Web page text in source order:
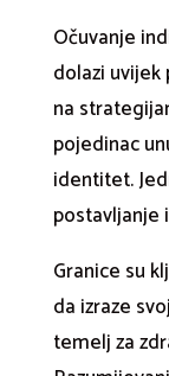
Očuvanje
dolazi
na
pojedinac
identitet.
postavljanje
Granice su
da izraze
temelj za